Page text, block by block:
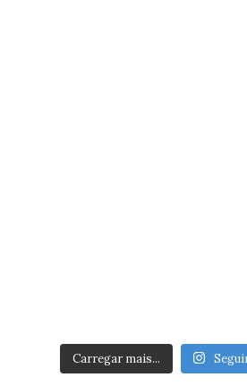
Carregar mais...